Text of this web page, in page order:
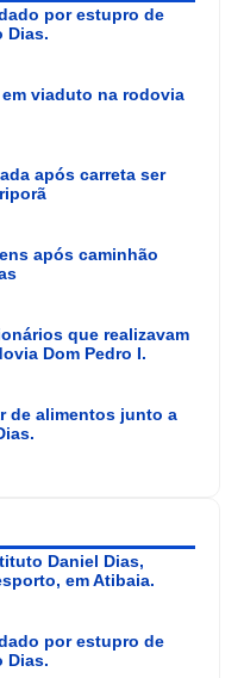
por estupro de
Dias.
viaduto na rodovia
após carreta ser
após caminhão
que realizavam
Dom Pedro I.
de alimentos junto a
Daniel Dias,
em Atibaia.
por estupro de
Dias.